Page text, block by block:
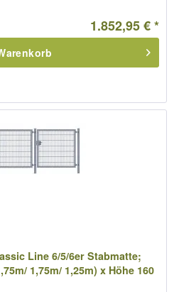
1.852,95 € *
Line 6/5/6er Stabmatte;
1,75m/ 1,25m) x Höhe 160